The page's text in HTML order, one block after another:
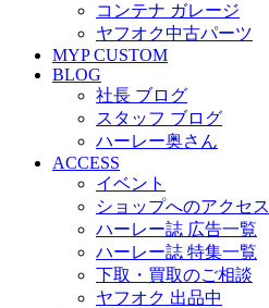
コンテナ ガレージ
ヤフオク中古パーツ
MYP CUSTOM
BLOG
社長 ブログ
スタッフ ブログ
ハーレー奥さん
ACCESS
イベント
ショップへのアクセス
ハーレー誌 広告一覧
ハーレー誌 特集一覧
下取・買取のご相談
ヤフオク 出品中